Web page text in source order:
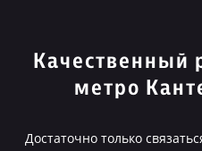
Качественный
метро
Достаточно только